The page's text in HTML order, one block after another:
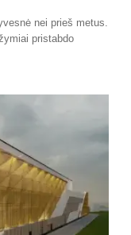
nei prieš metus.
pristabdo